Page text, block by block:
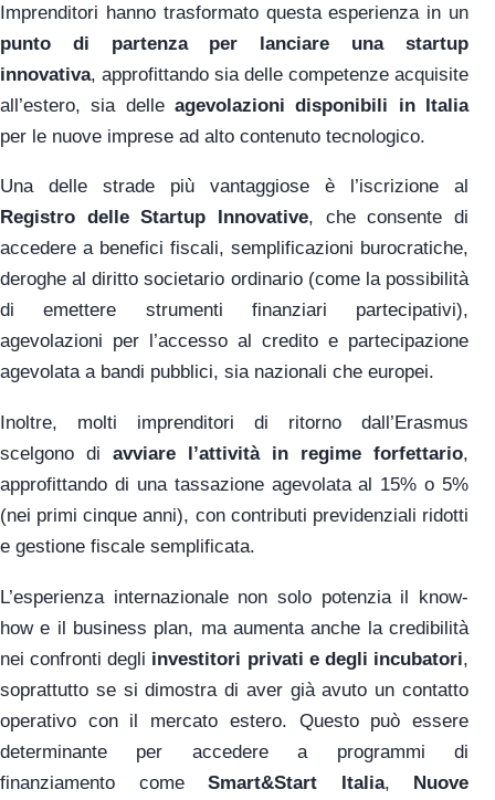
Imprenditori hanno trasformato questa esperienza in un
punto di partenza per lanciare una startup
innovativa, approfittando sia delle competenze acquisite
all’estero, sia delle agevolazioni disponibili in Italia
per le nuove imprese ad alto contenuto tecnologico.
Una delle strade più vantaggiose è l’iscrizione al
Registro delle Startup Innovative, che consente di
accedere a benefici fiscali, semplificazioni burocratiche,
deroghe al diritto societario ordinario (come la possibilità
di emettere strumenti finanziari partecipativi),
agevolazioni per l’accesso al credito e partecipazione
agevolata a bandi pubblici, sia nazionali che europei.
Inoltre, molti imprenditori di ritorno dall’Erasmus
scelgono di avviare l’attività in regime forfettario,
approfittando di una tassazione agevolata al 15% o 5%
(nei primi cinque anni), con contributi previdenziali ridotti
e gestione fiscale semplificata.
L’esperienza internazionale non solo potenzia il know-
how e il business plan, ma aumenta anche la credibilità
nei confronti degli investitori privati e degli incubatori,
soprattutto se si dimostra di aver già avuto un contatto
operativo con il mercato estero. Questo può essere
determinante per accedere a programmi di
finanziamento come Smart&Start Italia,
Nuove